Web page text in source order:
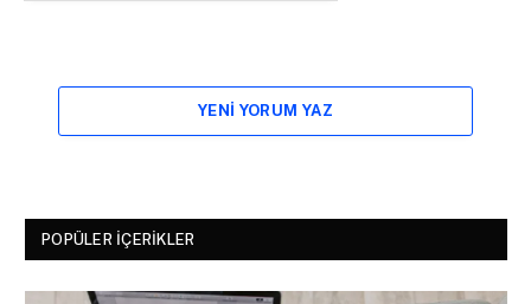
YENI YORUM YAZ
POPÜLER İÇERIKLER